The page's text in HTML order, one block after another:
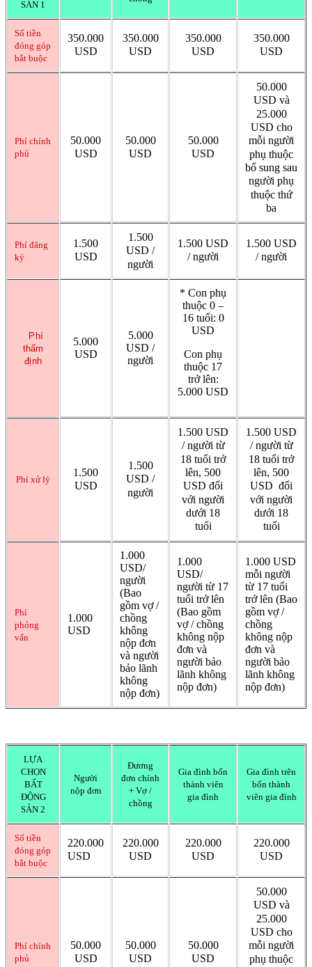
SẢN 1
Số tiền
đóng góp
bắt buộc
350.000
USD
350.000
USD
350.000
USD
350.000
USD
Phí chính
phủ
50.000
USD
50.000
USD
50.000
USD
50.000
USD và
25.000
USD cho
mỗi người
phụ thuộc
bổ sung sau
người phụ
thuộc thứ
ba
Phí đăng
ký
1.500
USD
1.500
USD /
người
1.500 USD
/ người
1.500 USD
/ người
Phí
thẩm
định
5.000
USD
5.000
USD /
người
* Con phụ
thuộc 0 –
16 tuổi: 0
USD
Con phụ
thuộc 17
trở lên:
5.000 USD
Phí xử lý
1.500
USD
1.500
USD /
người
1.500 USD
/ người từ
18 tuổi trở
lên, 500
USD đối
với người
dưới 18
tuổi
1.500 USD
/ người từ
18 tuổi trở
lên, 500
USD đối
với người
dưới 18
tuổi
Phí
phỏng
vấn
1.000
USD
1.000
USD/
người
(Bao
gồm vợ /
chồng
không
nộp đơn
và người
bảo lãnh
không
nộp đơn)
1.000
USD/
người từ 17
tuổi trở lên
(Bao gồm
vợ / chồng
không nộp
đơn và
người bảo
lãnh không
nộp đơn)
1.000 USD
mỗi người
từ 17 tuổi
trở lên (Bao
gồm vợ /
chồng
không nộp
đơn và
người bảo
lãnh không
nộp đơn)
LỰA
CHỌN
BẤT
ĐỘNG
SẢN 2
Người
nộp đơn
Đương
đơn chính
+ Vợ /
chồng
Gia đình bốn
thành viên
gia đình
Gia đình trên
bốn thành
viên gia đình
Số tiền
đóng góp
bắt buộc
220.000
USD
220.000
USD
220.000
USD
220.000
USD
Phí chính
phủ
50.000
USD
50.000
USD
50.000
USD
50.000
USD và
25.000
USD cho
mỗi người
phụ thuộc